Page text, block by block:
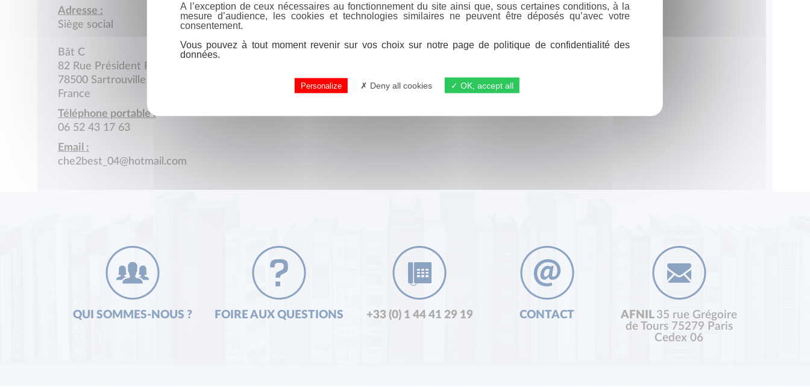
Adresse :
Siège social
Bât C
82 Rue Président Roosevelt
78500 Sartrouville
France
Téléphone portable :
06 52 43 17 63
Email :
che2best_04@hotmail.com
QUI SOMMES-NOUS ? FOIRE AUX QUESTIONS +33 (0) 1 44 41 29 19 CONTACT AFNIL 35 rue Grégoire
de Tours 75279 Paris
Cedex 06
A l’exception de ceux nécessaires au fonctionnement du site ainsi que, sous certaines conditions, à la
mesure d’audience, les cookies et technologies similaires ne peuvent être déposés qu’avec votre
consentement.
Vous pouvez à tout moment revenir sur vos choix sur notre page de politique de confidentialité des
données.
Personalize Deny all cookies OK, accept all